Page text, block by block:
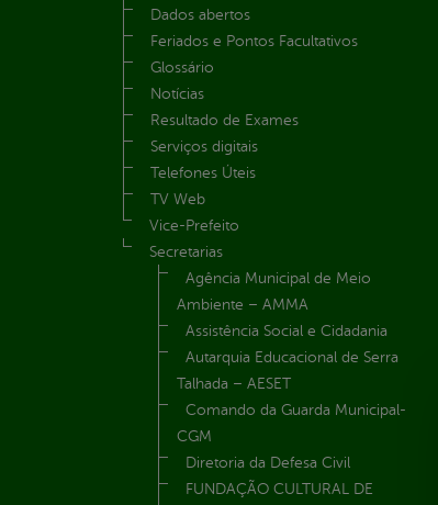
Dados abertos
Feriados e Pontos Facultativos
Glossário
Notícias
Resultado de Exames
Serviços digitais
Telefones Úteis
TV Web
Vice-Prefeito
Secretarias
Agência Municipal de Meio
Ambiente – AMMA
Assistência Social e Cidadania
Autarquia Educacional de Serra
Talhada – AESET
Comando da Guarda Municipal-
CGM
Diretoria da Defesa Civil
FUNDAÇÃO CULTURAL DE